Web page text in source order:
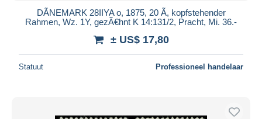
DÃNEMARK 28IIYA o, 1875, 20 Ã, kopfstehender
Rahmen, Wz. 1Y, gezÃ€hnt K 14:131/2, Pracht, Mi. 36.-
± US$ 17,80
Statuut Professioneel handelaar